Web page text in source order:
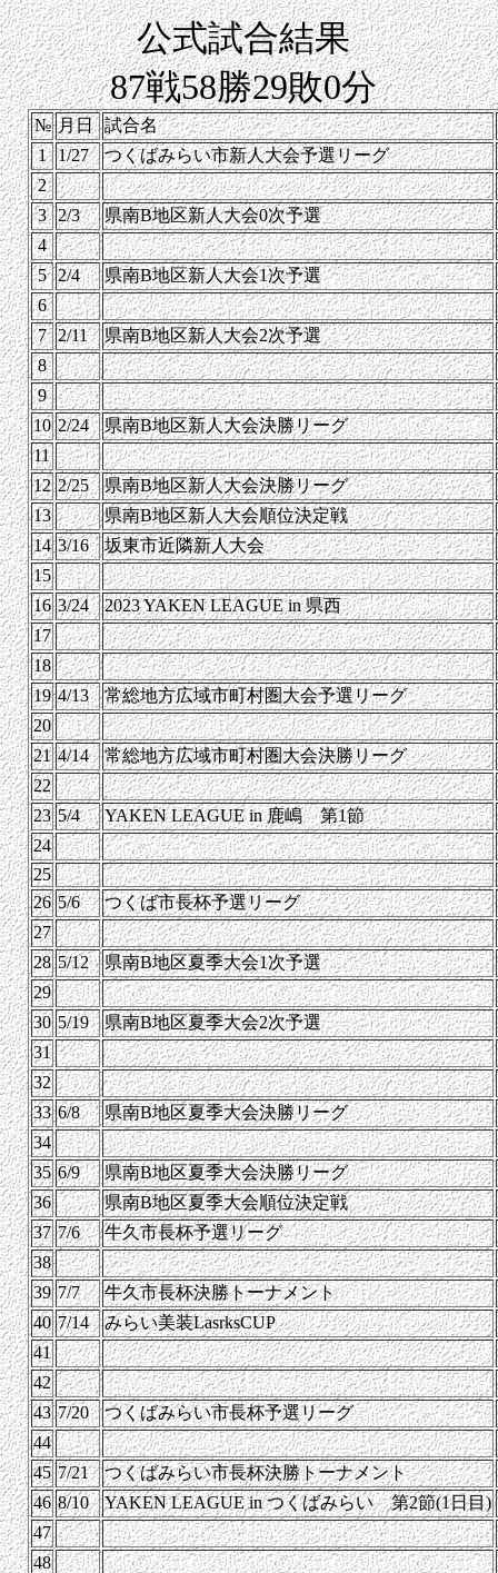
公式試合結果
87戦58勝29敗0分
№ 月日 試合名
1 1/27
つくばみらい市新人大会予選リーグ
2
3 2/3
県南B地区新人大会0次予選
4
5 2/4
県南B地区新人大会1次予選
6
7 2/11
県南B地区新人大会2次予選
8
9
10 2/24
県南B地区新人大会決勝リーグ
11
12 2/25
県南B地区新人大会決勝リーグ
13
県南B地区新人大会順位決定戦
14 3/16
坂東市近隣新人大会
15
16 3/24
2023 YAKEN LEAGUE in 県西
17
18
19 4/13
常総地方広域市町村圏大会予選リーグ
20
21 4/14
常総地方広域市町村圏大会決勝リーグ
22
23 5/4
YAKEN LEAGUE in 鹿嶋 第1節
24
25
26 5/6
つくば市長杯予選リーグ
27
28 5/12
県南B地区夏季大会1次予選
29
30 5/19
県南B地区夏季大会2次予選
31
32
33 6/8
県南B地区夏季大会決勝リーグ
34
35 6/9
県南B地区夏季大会決勝リーグ
36
県南B地区夏季大会順位決定戦
37 7/6
牛久市長杯予選リーグ
38
39 7/7
牛久市長杯決勝トーナメント
40 7/14
みらい美装LasrksCUP
41
42
43 7/20
つくばみらい市長杯予選リーグ
44
45 7/21
つくばみらい市長杯決勝トーナメント
46 8/10
YAKEN LEAGUE in つくばみらい 第2節(1日目)
47
48